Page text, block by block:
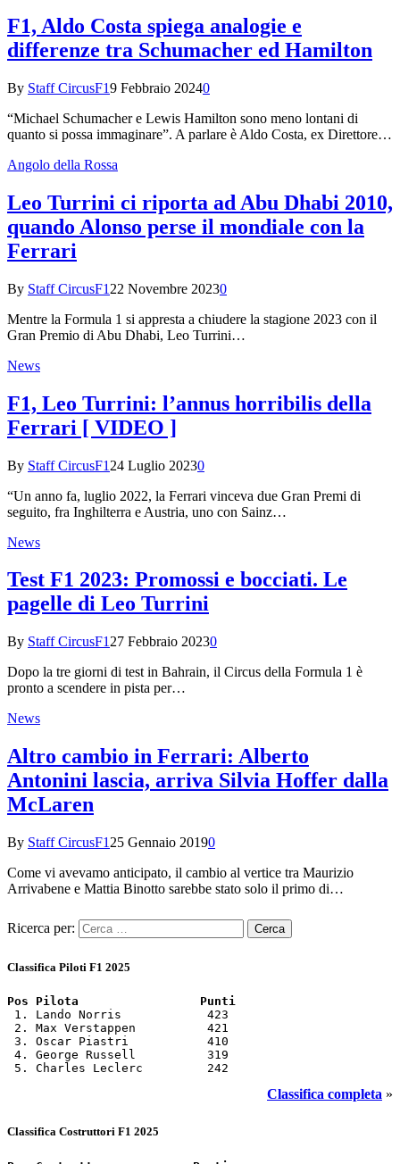
F1, Aldo Costa spiega analogie e
differenze tra Schumacher ed Hamilton
By Staff CircusF19 Febbraio 20240
“Michael Schumacher e Lewis Hamilton sono meno lontani di
quanto si possa immaginare”. A parlare è Aldo Costa, ex Direttore…
Angolo della Rossa
Leo Turrini ci riporta ad Abu Dhabi 2010,
quando Alonso perse il mondiale con la
Ferrari
By Staff CircusF1 22 Novembre 20230
Mentre la Formula 1 si appresta a chiudere la stagione 2023 con il
Gran Premio di Abu Dhabi, Leo Turrini…
News
F1, Leo Turrini: l’annus horribilis della
Ferrari [ VIDEO ]
By Staff CircusF1 24 Luglio 20230
“Un anno fa, luglio 2022, la Ferrari vinceva due Gran Premi di
seguito, fra Inghilterra e Austria, uno con Sainz…
News
Test F1 2023: Promossi e bocciati. Le
pagelle di Leo Turrini
By Staff CircusF1 27 Febbraio 20230
Dopo la tre giorni di test in Bahrain, il Circus della Formula 1 è
pronto a scendere in pista per…
News
Altro cambio in Ferrari: Alberto
Antonini lascia, arriva Silvia Hoffer dalla
McLaren
By Staff CircusF1 25 Gennaio 20190
Come vi avevamo anticipato, il cambio al vertice tra Maurizio
Arrivabene e Mattia Binotto sarebbe stato solo il primo di…
Ricerca per:
Classifica Piloti F1 2025
Pos Pilota                 Punti
1. Lando Norris            423
2. Max Verstappen          421
3. Oscar Piastri           410
4. George Russell          319
5. Charles Leclerc         242
Classifica completa »
Classifica Costruttori F1 2025